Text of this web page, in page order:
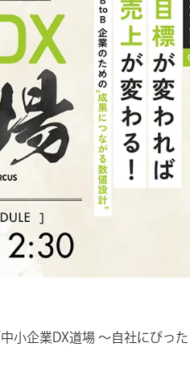
小企業DX道場 ～自社にぴっ